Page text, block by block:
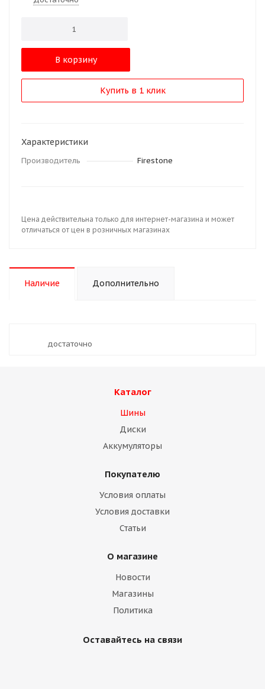
В корзину
Купить в 1 клик
Характеристики
Производитель Firestone
Цена действительна только для интернет-магазина и может
отличаться от цен в розничных магазинах
Наличие Дополнительно
Достаточно
Каталог
Шины
Диски
Аккумуляторы
Покупателю
Условия оплаты
Условия доставки
Статьи
О магазине
Новости
Магазины
Политика
Оставайтесь на связи